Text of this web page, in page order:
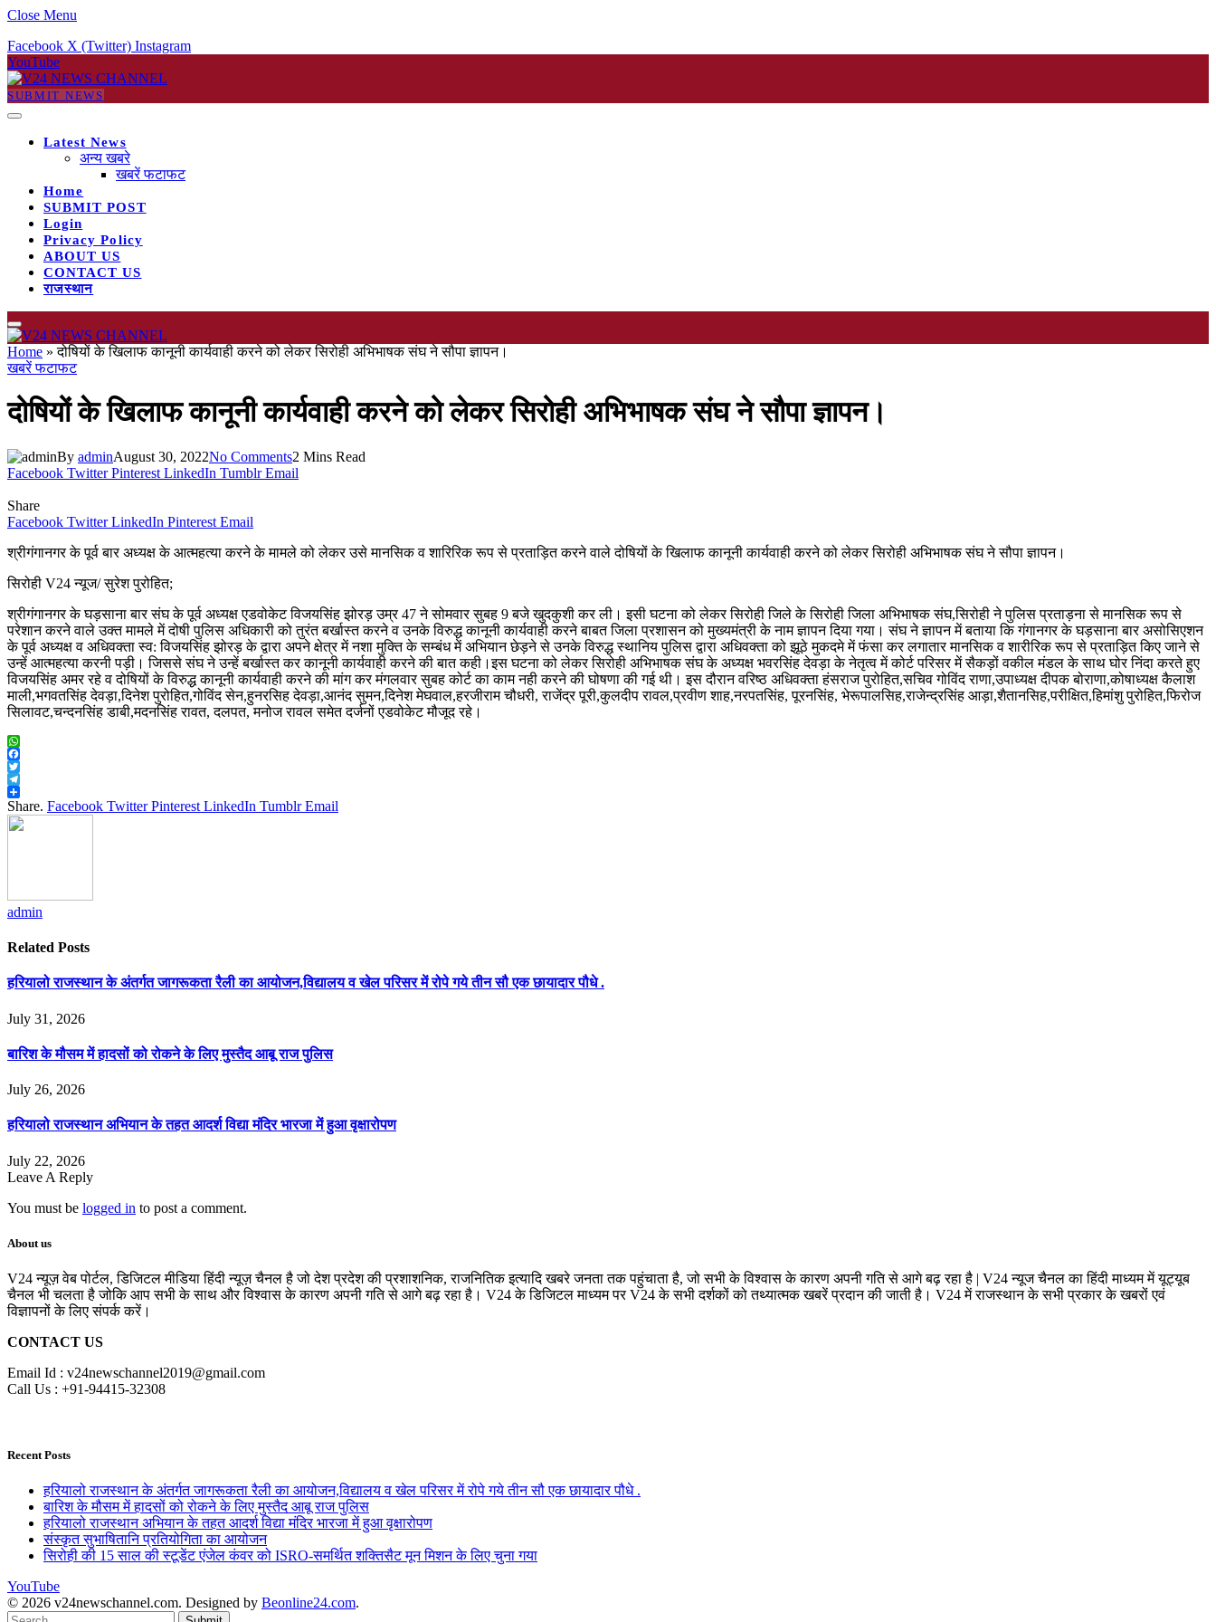
Close Menu
Facebook X (Twitter) Instagram
YouTube
SUBMIT NEWS
Latest News
अन्य खबरे
खबरें फटाफट
Home
SUBMIT POST
Login
Privacy Policy
ABOUT US
CONTACT US
राजस्थान
Home »दोषियों के खिलाफ कानूनी कार्यवाही करने को लेकर सिरोही अभिभाषक संघ ने सौपा ज्ञापन।
खबरें फटाफट
दोषियों के खिलाफ कानूनी कार्यवाही करने को लेकर सिरोही अभिभाषक संघ ने सौपा ज्ञापन।
By adminAugust 30, 2022No Comments2 Mins Read
Facebook Twitter Pinterest LinkedIn Tumblr Email
Share
Facebook Twitter LinkedIn Pinterest Email
श्रीगंगानगर के पूर्व बार अध्यक्ष के आत्महत्या करने के मामले को लेकर उसे मानसिक व शारिरिक रूप से प्रताड़ित करने वाले दोषियों के खिलाफ कानूनी कार्यवाही करने को लेकर सिरोही अभिभाषक संघ ने सौपा ज्ञापन।
सिरोही V24 न्यूज/ सुरेश पुरोहित;
श्रीगंगानगर के घड़साना बार संघ के पूर्व अध्यक्ष एडवोकेट विजयसिंह झोरड़ उम्र 47 ने सोमवार सुबह 9 बजे खुदकुशी कर ली। इसी घटना को लेकर सिरोही जिले के सिरोही जिला अभिभाषक संघ,सिरोही ने पुलिस प्रताड़ना से मानसिक रूप से
परेशान करने वाले उक्त मामले में दोषी पुलिस अधिकारी को तुरंत बर्खास्त करने व उनके विरुद्ध कानूनी कार्यवाही करने बाबत जिला प्रशासन को मुख्यमंत्री के नाम ज्ञापन दिया गया। संघ ने ज्ञापन में बताया कि गंगानगर के घड़साना बार असोसिएशन
के पूर्व अध्यक्ष व अधिवक्ता स्व: विजयसिंह झोरड़ के द्वारा अपने क्षेत्र में नशा मुक्ति के सम्बंध में अभियान छेड़ने से उनके विरुद्ध स्थानिय पुलिस द्वारा अधिवक्ता को झूठे मुकदमे में फंसा कर लगातार मानसिक व शारीरिक रूप से प्रताड़ित किए जाने से
उन्हें आत्महत्या करनी पड़ी। जिससे संघ ने उन्हें बर्खास्त कर कानूनी कार्यवाही करने की बात कही।इस घटना को लेकर सिरोही अभिभाषक संघ के अध्यक्ष भवरसिंह देवड़ा के नेतृत्व में कोर्ट परिसर में सैकड़ों वकील मंडल के साथ घोर निंदा करते हुए
विजयसिंह अमर रहे व दोषियों के विरुद्ध कानूनी कार्यवाही करने की मांग कर मंगलवार सुबह कोर्ट का काम नही करने की घोषणा की गई थी। इस दौरान वरिष्ठ अधिवक्ता हंसराज पुरोहित,सचिव गोविंद राणा,उपाध्यक्ष दीपक बोराणा,कोषाध्यक्ष कैलाश
माली,भगवतसिंह देवड़ा,दिनेश पुरोहित,गोविंद सेन,हुनरसिह देवड़ा,आनंद सुमन,दिनेश मेघवाल,हरजीराम चौधरी, राजेंद्र पूरी,कुलदीप रावल,प्रवीण शाह,नरपतसिंह, पूरनसिंह, भेरूपालसिह,राजेन्द्रसिंह आड़ा,शैतानसिह,परीक्षित,हिमांशु पुरोहित,फिरोज
सिलावट,चन्दनसिंह डाबी,मदनसिंह रावत, दलपत, मनोज रावल समेत दर्जनों एडवोकेट मौजूद रहे।
WhatsApp
Facebook
Twitter
Telegram
Share
Share. Facebook Twitter Pinterest LinkedIn Tumblr Email
admin
Related Posts
हरियालो राजस्थान के अंतर्गत जागरूकता रैली का आयोजन,विद्यालय व खेल परिसर में रोपे गये तीन सौ एक छायादार पौधे .
July 31, 2026
बारिश के मौसम में हादसों को रोकने के लिए मुस्तैद आबू राज पुलिस
July 26, 2026
हरियालो राजस्थान अभियान के तहत आदर्श विद्या मंदिर भारजा में हुआ वृक्षारोपण
July 22, 2026
Leave A Reply
You must be logged in to post a comment.
About us
V24 न्यूज़ वेब पोर्टल, डिजिटल मीडिया हिंदी न्यूज़ चैनल है जो देश प्रदेश की प्रशाशनिक, राजनितिक इत्यादि खबरे जनता तक पहुंचाता है, जो सभी के विश्वास के कारण अपनी गति से आगे बढ़ रहा है | V24 न्यूज चैनल का हिंदी माध्यम में यूट्यूब
चैनल भी चलता है जोकि आप सभी के साथ और विश्वास के कारण अपनी गति से आगे बढ़ रहा है। V24 के डिजिटल माध्यम पर V24 के सभी दर्शकों को तथ्यात्मक खबरें प्रदान की जाती है। V24 में राजस्थान के सभी प्रकार के खबरों एवं
विज्ञापनों के लिए संपर्क करें।
CONTACT US
Email Id : v24newschannel2019@gmail.com
Call Us : +91-94415-32308
Recent Posts
हरियालो राजस्थान के अंतर्गत जागरूकता रैली का आयोजन,विद्यालय व खेल परिसर में रोपे गये तीन सौ एक छायादार पौधे .
बारिश के मौसम में हादसों को रोकने के लिए मुस्तैद आबू राज पुलिस
हरियालो राजस्थान अभियान के तहत आदर्श विद्या मंदिर भारजा में हुआ वृक्षारोपण
संस्कृत सुभाषितानि प्रतियोगिता का आयोजन
सिरोही की 15 साल की स्टूडेंट एंजेल कंवर को ISRO-समर्थित शक्तिसैट मून मिशन के लिए चुना गया
YouTube
© 2026 v24newschannel.com. Designed by Beonline24.com.